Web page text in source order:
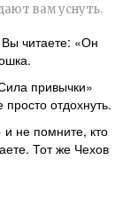
вам уснуть.
читаете: «Он
привычки»
отдохнуть.
не помните, кто
Тот же Чехов